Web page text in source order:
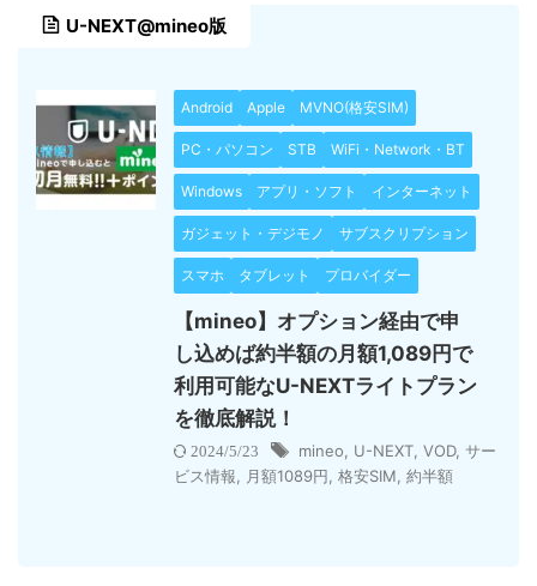
U-NEXT@mineo版
Android Apple MVNO(格安SIM)
PC・パソコン STB WiFi・Network・BT
Windows アプリ・ソフト インターネット
ガジェット・デジモノ サブスクリプション
スマホ タブレット プロバイダー
【mineo】オプション経由で申
し込めば約半額の月額1,089円で
利用可能なU-NEXTライトプラン
を徹底解説！
2024/5/23 mineo, U-NEXT, VOD, サー
ビス情報, 月額1089円, 格安SIM, 約半額